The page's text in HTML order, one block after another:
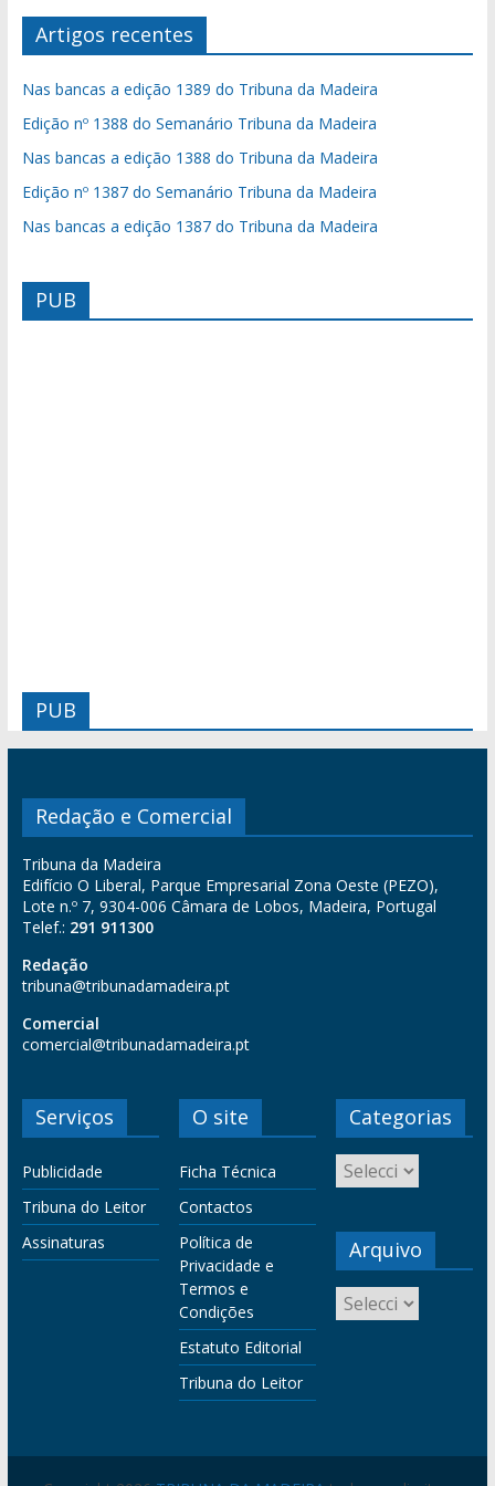
Artigos recentes
Nas bancas a edição 1389 do Tribuna da Madeira
Edição nº 1388 do Semanário Tribuna da Madeira
Nas bancas a edição 1388 do Tribuna da Madeira
Edição nº 1387 do Semanário Tribuna da Madeira
Nas bancas a edição 1387 do Tribuna da Madeira
PUB
PUB
Redação e Comercial
Tribuna da Madeira
Edifício O Liberal, Parque Empresarial Zona Oeste (PEZO),
Lote n.º 7, 9304-006 Câmara de Lobos, Madeira, Portugal
Telef.: 291 911300
Redação
tribuna@tribunadamadeira.pt
Comercial
comercial@tribunadamadeira.pt
Serviços
Publicidade
Tribuna do Leitor
Assinaturas
O site
Ficha Técnica
Contactos
Política de
Privacidade e
Termos e
Condições
Estatuto Editorial
Tribuna do Leitor
Categorias
Arquivo